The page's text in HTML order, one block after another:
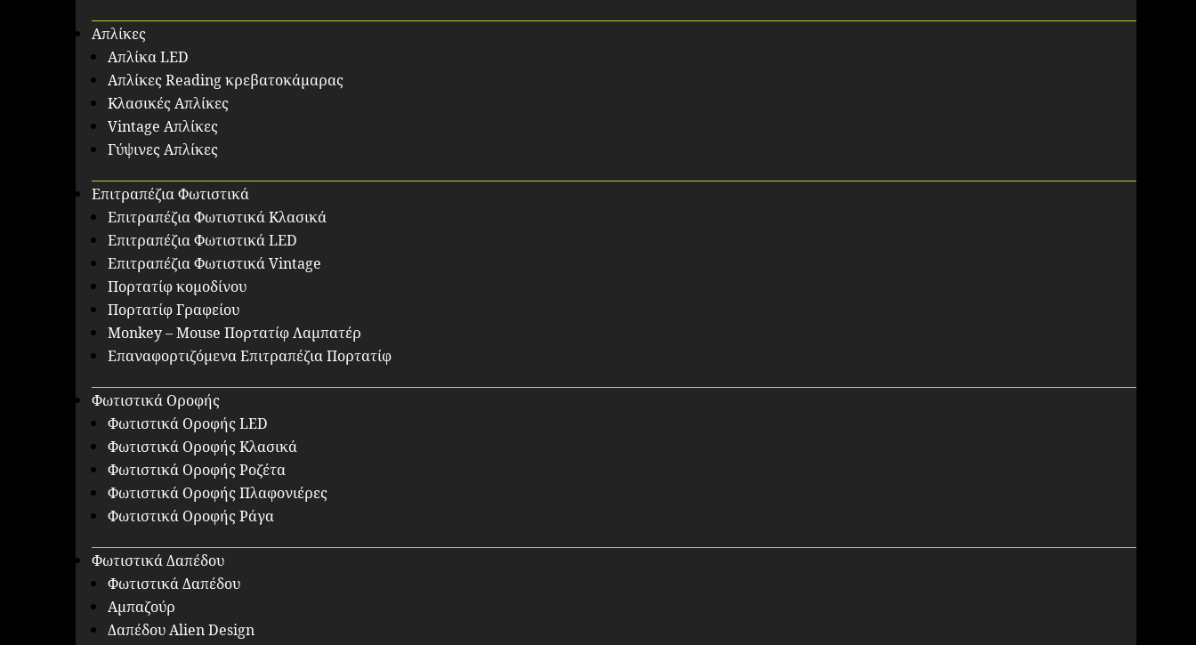
Απλίκες
Απλίκα LED
Απλίκες Reading κρεβατοκάμαρας
Κλασικές Απλίκες
Vintage Απλίκες
Γύψινες Απλίκες
Επιτραπέζια Φωτιστικά
Επιτραπέζια Φωτιστικά Κλασικά
Επιτραπέζια Φωτιστικά LED
Επιτραπέζια Φωτιστικά Vintage
Πορτατίφ κομοδίνου
Πορτατίφ Γραφείου
Monkey – Mouse Πορτατίφ Λαμπατέρ
Επαναφορτιζόμενα Επιτραπέζια Πορτατίφ
Φωτιστικά Οροφής
Φωτιστικά Οροφής LED
Φωτιστικά Οροφής Κλασικά
Φωτιστικά Οροφής Ροζέτα
Φωτιστικά Οροφής Πλαφονιέρες
Φωτιστικά Οροφής Ράγα
Φωτιστικά Δαπέδου
Φωτιστικά Δαπέδου
Αμπαζούρ
Δαπέδου Alien Design